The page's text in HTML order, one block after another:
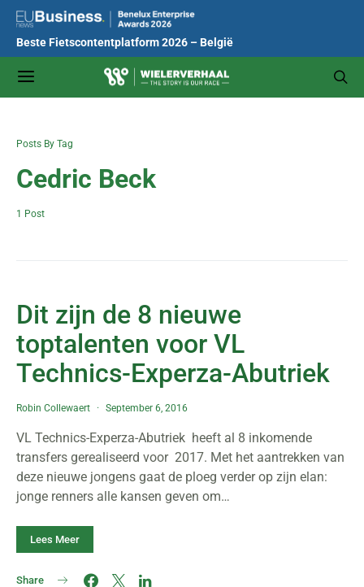
Beste Fietscontentplatform 2026 – België
Posts By Tag
Cedric Beck
1 Post
Dit zijn de 8 nieuwe
toptalenten voor VL
Technics-Experza-Abutriek
Robin Collewaert September 6, 2016
VL Technics-Experza-Abutriek heeft al 8 inkomende
transfers gerealiseerd voor 2017. Met het aantrekken van
deze nieuwe jongens gaat de ploeg verder op zijn elan:
jonge renners alle kansen geven om…
Lees Meer
Share